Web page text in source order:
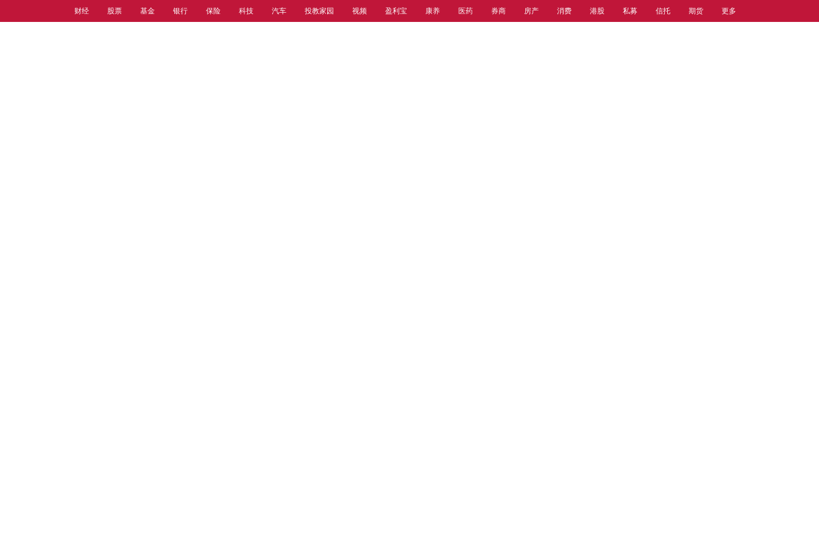
财经 股票 基金 银行 保险 科技 汽车 投教家园 视频 盈利宝 康养 医药 券商 房产 消费 港股 私募 信托 期货 更多